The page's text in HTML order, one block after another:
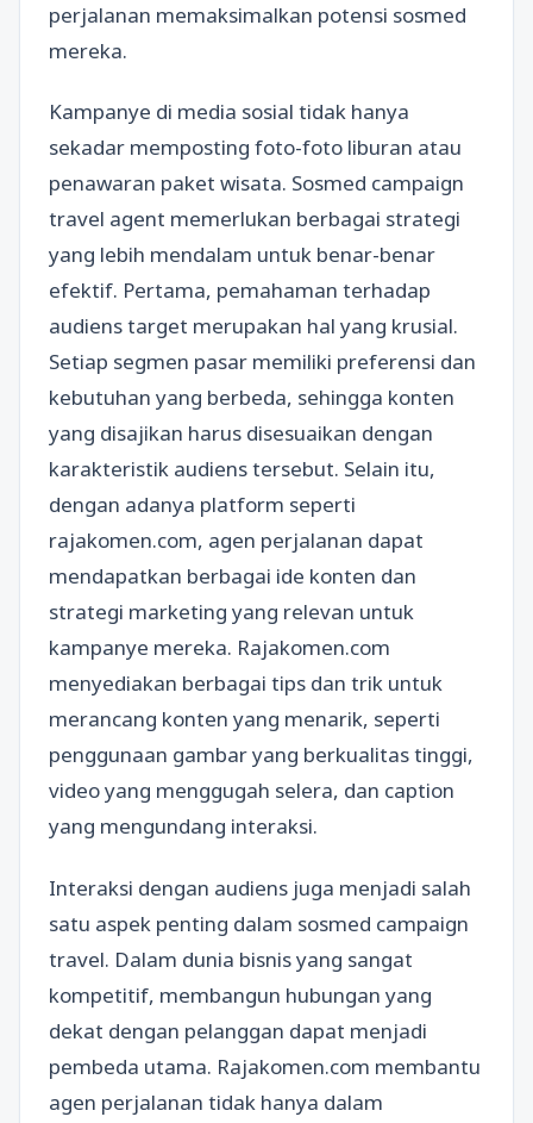
perjalanan memaksimalkan potensi sosmed
mereka.
Kampanye di media sosial tidak hanya
sekadar memposting foto-foto liburan atau
penawaran paket wisata. Sosmed campaign
travel agent memerlukan berbagai strategi
yang lebih mendalam untuk benar-benar
efektif. Pertama, pemahaman terhadap
audiens target merupakan hal yang krusial.
Setiap segmen pasar memiliki preferensi dan
kebutuhan yang berbeda, sehingga konten
yang disajikan harus disesuaikan dengan
karakteristik audiens tersebut. Selain itu,
dengan adanya platform seperti
rajakomen.com, agen perjalanan dapat
mendapatkan berbagai ide konten dan
strategi marketing yang relevan untuk
kampanye mereka. Rajakomen.com
menyediakan berbagai tips dan trik untuk
merancang konten yang menarik, seperti
penggunaan gambar yang berkualitas tinggi,
video yang menggugah selera, dan caption
yang mengundang interaksi.
Interaksi dengan audiens juga menjadi salah
satu aspek penting dalam sosmed campaign
travel. Dalam dunia bisnis yang sangat
kompetitif, membangun hubungan yang
dekat dengan pelanggan dapat menjadi
pembeda utama. Rajakomen.com membantu
agen perjalanan tidak hanya dalam